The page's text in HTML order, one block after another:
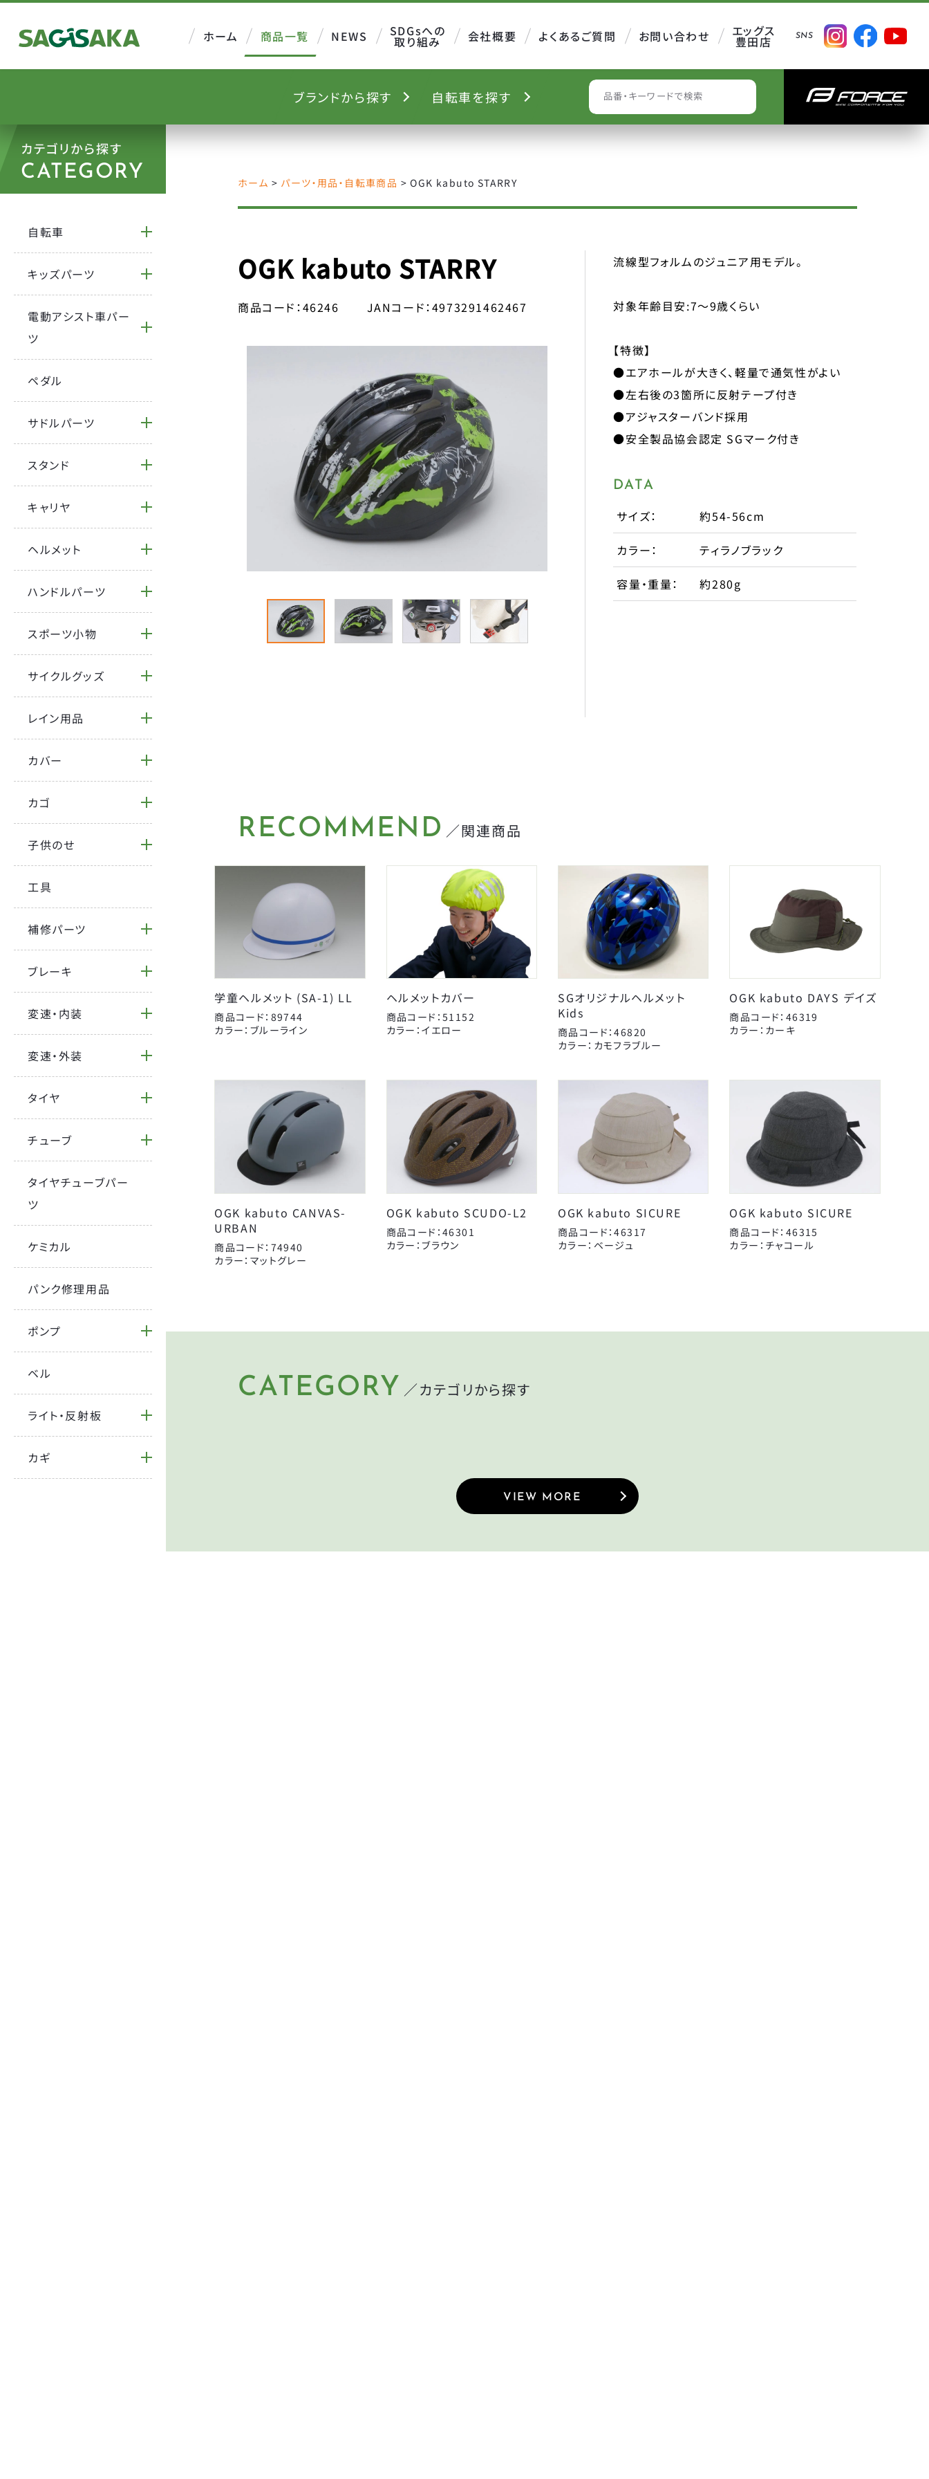
ホーム 商品一覧 NEWS SDGsへの
取り組み 会社概要 よくあるご質問 お問い合わせ エッグス
豊田店 SNS
ブランドから探す 自転車を探す
CATEGORY
電動アシスト車パーツ
ペダル
サイクルグッズ
カゴ 子供のせ
ブレーキ 変速・内装
チューブ タイヤチューブパーツ
ケミカル
ポンプ ベル
ライト・反射板
BRAND
AMERICAN EAGLE Coleman
J&C
アラデン
カミオジャパン
ジョイパレット
ティーエス ニッコー
パナソニックサイクルテ
マジックワン マルニ工業
ユニコ
永井油業 丸八工機
呉工業
昭和インダストリーズ
真田嘉商店 川住製作所
扇工業
大久保製作所
東京ベル製作所 日本パレード
日本反射器工業
その他
BICYCLE
AMERICAN EAGLE サギサカオリジナル こげーる
CLOSE
カテゴリから探す
CATEGORY
自転車
キッズパーツ
電動アシスト車パー
ツ
ペダル
サドルパーツ
スタンド
キャリヤ
ヘルメット
ハンドルパーツ
スポーツ小物
サイクルグッズ
レイン用品
カバー
カゴ
子供のせ
工具
補修パーツ
ブレーキ
変速・内装
変速・外装
タイヤ
チューブ
タイヤチューブパー
ツ
ケミカル
パンク修理用品
ポンプ
ベル
ライト・反射板
カギ
ホーム > パーツ・用品・自転車商品 >OGK kabuto STARRY
OGK kabuto STARRY
商品コード：46246 JANコード：4973291462467
流線型フォルムのジュニア用モデル。
対象年齢目安:7〜9歳くらい
【特徴】
●エアホールが大きく、軽量で通気性がよい
●左右後の3箇所に反射テープ付き
●アジャスターバンド採用
●安全製品協会認定 SGマーク付き
DATA
サイズ： 約54-56cm
カラー： ティラノブラック
容量・重量： 約280g
RECOMMEND ／関連商品
学童ヘルメット (SA-1) LL
商品コード：89744
カラー：ブルーライン
ヘルメットカバー
商品コード：51152
カラー：イエロー
SGオリジナルヘルメット
Kids
商品コード：46820
カラー：カモフラブルー
OGK kabuto DAYS デイズ
商品コード：46319
カラー：カーキ
OGK kabuto CANVAS-
URBAN
商品コード：74940
カラー：マットグレー
OGK kabuto SCUDO-L2
商品コード：46301
カラー：ブラウン
OGK kabuto SICURE
商品コード：46317
カラー：ベージュ
OGK kabuto SICURE
商品コード：46315
カラー：チャコール
CATEGORY ／カテゴリから探す
HELMET LIGHT
VIEW MORE